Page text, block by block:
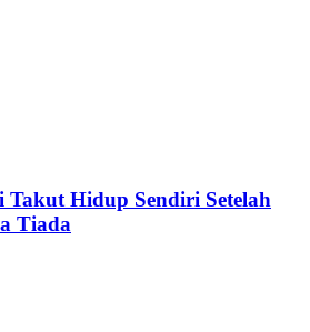
Takut Hidup Sendiri Setelah
Tiada